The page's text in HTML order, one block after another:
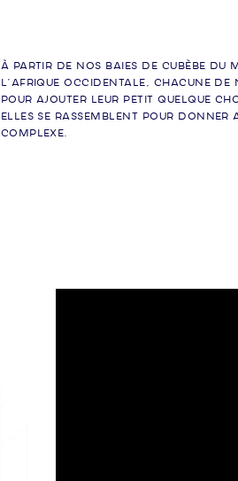
À partir de nos baies de cubèbe du
l’Afrique occidentale, chacune de
pour ajouter leur petit quelque
elles se rassemblent pour donner
complexe.